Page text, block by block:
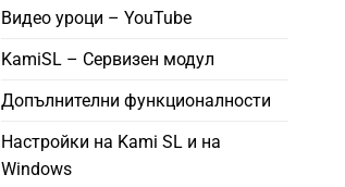
Видео уроци – YouTube
KamiSL – Сервизен модул
Допълнителни функционалности
Настройки на Kami SL и на
Windows